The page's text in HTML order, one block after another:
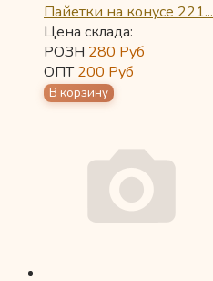
Пайетки на конусе 221...
Цена склада:
РОЗН 280 Руб
ОПТ200 Руб